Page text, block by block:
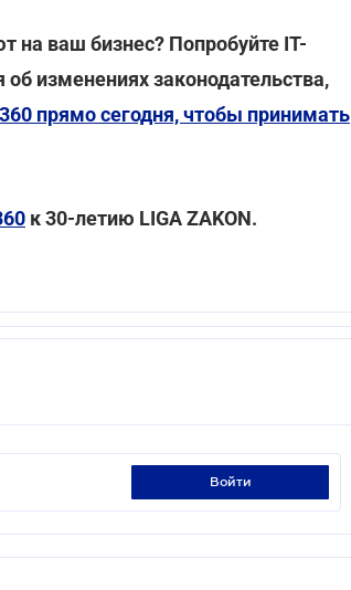
ваш бизнес? Попробуйте ІТ-
изменениях законодательства,
прямо сегодня, чтобы принимать
к 30-летию LIGA ZAKON.
войти